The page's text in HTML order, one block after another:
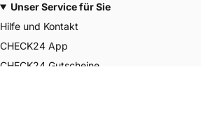
Unser Service für Sie
Hilfe und Kontakt
CHECK24 App
CHECK24 Gutscheine